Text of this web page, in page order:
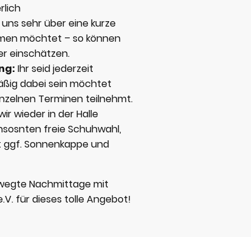
sehr über eine kurze
möchtet – so können
einschätzen.
Ihr seid jederzeit
dabei sein möchtet
Terminen teilnehmt.
wieder in der Halle
freie Schuhwahl,
Sonnenkappe und
Nachmittage mit
für dieses tolle Angebot!